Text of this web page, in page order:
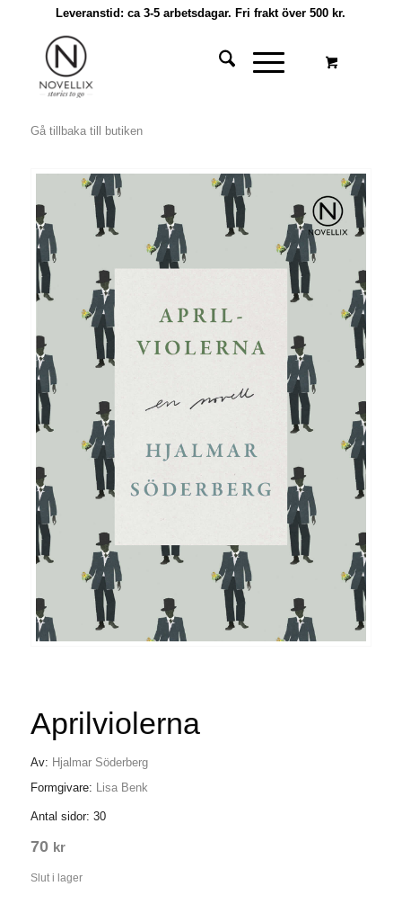
Leveranstid: ca 3-5 arbetsdagar. Fri frakt över 500 kr.
Gå tillbaka till butiken
Aprilviolerna
Av: Hjalmar Söderberg
Formgivare: Lisa Benk
Antal sidor: 30
70 kr
Slut i lager